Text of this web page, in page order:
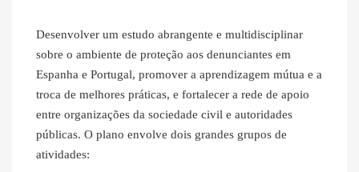
Desenvolver um estudo abrangente e multidisciplinar
sobre o ambiente de proteção aos denunciantes em
Espanha e Portugal, promover a aprendizagem mútua e a
troca de melhores práticas, e fortalecer a rede de apoio
entre organizações da sociedade civil e autoridades
públicas. O plano envolve dois grandes grupos de
atividades: